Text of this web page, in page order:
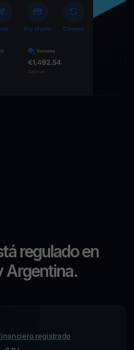
regulado en
Argentina.
registrado